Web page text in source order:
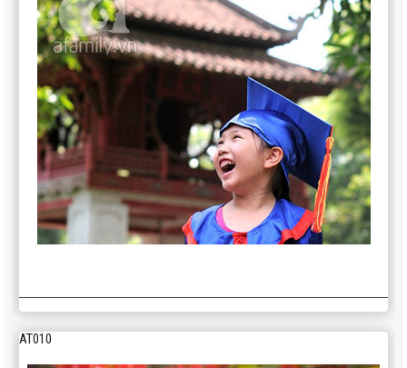
AT010